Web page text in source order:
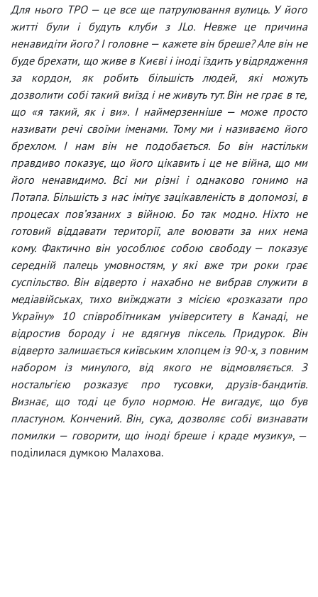
Для нього ТРО — це все ще патрулювання вулиць. У його
житті були і будуть клуби з JLo. Невже це причина
ненавидіти його? І головне — кажете він бреше? Але він не
буде брехати, що живе в Києві і іноді їздить у відрядження
за кордон, як робить більшість людей, які можуть
дозволити собі такий виїзд і не живуть тут. Він не грає в те,
що «я такий, як і ви». І наймерзенніше — може просто
називати речі своїми іменами. Тому ми і називаємо його
брехлом. І нам він не подобається. Бо він настільки
правдиво показує, що його цікавить і це не війна, що ми
його ненавидимо. Всі ми різні і однаково гонимо на
Потапа. Більшість з нас імітує зацікавленість в допомозі, в
процесах повʼязаних з війною. Бо так модно. Ніхто не
готовий віддавати території, але воювати за них нема
кому. Фактично він уособлює собою свободу — показує
середній палець умовностям, у які вже три роки грає
суспільство. Він відверто і нахабно не вибрав служити в
медіавійськах, тихо виїжджати з місією «розказати про
Україну» 10 співробітникам університету в Канаді, не
відростив бороду і не вдягнув піксель. Придурок. Він
відверто залишається київським хлопцем із 90-х, з повним
набором із минулого, від якого не відмовляється. З
ностальгією розказує про тусовки, друзів-бандитів.
Визнає, що тоді це було нормою. Не вигадує, що був
пластуном. Кончений. Він, сука, дозволяє собі визнавати
помилки — говорити, що іноді бреше і краде музику», —
поділилася думкою Малахова.